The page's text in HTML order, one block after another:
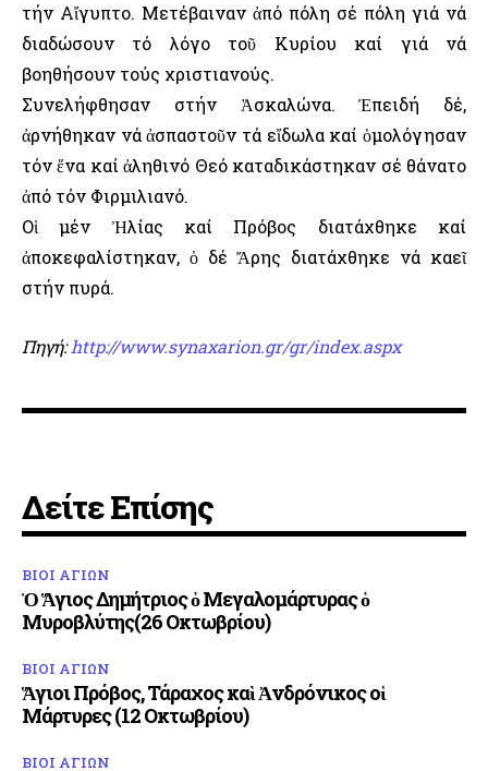
τήν Αἴγυπτο. Μετέβαιναν ἀπό πόλη σέ πόλη γιά νά
διαδώσουν τό λόγο τοῦ Κυρίου καί γιά νά
βοηθήσουν τούς χριστιανούς.
Συνελήφθησαν στήν Ἀσκαλώνα. Ἐπειδή δέ,
ἀρνήθηκαν νά ἀσπαστοῦν τά εἴδωλα καί ὁμολόγησαν
τόν ἕνα καί ἀληθινό Θεό καταδικάστηκαν σέ θάνατο
ἀπό τόν Φιρμιλιανό.
Οἱ μέν Ἠλίας καί Πρόβος διατάχθηκε καί
ἀποκεφαλίστηκαν, ὁ δέ Ἄρης διατάχθηκε νά καεῖ
στήν πυρά.
Πηγή:http://www.synaxarion.gr/gr/index.aspx
Δείτε Επίσης
ΒΙΟΙ ΑΓΙΩΝ
Ὁ Ἅγιος Δημήτριος ὁ Μεγαλομάρτυρας ὁ
Μυροβλύτης(26 Οκτωβρίου)
ΒΙΟΙ ΑΓΙΩΝ
Ἅγιοι Πρόβος, Τάραχος καὶ Ἀνδρόνικος οἱ
Μάρτυρες (12 Οκτωβρίου)
ΒΙΟΙ ΑΓΙΩΝ